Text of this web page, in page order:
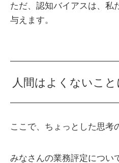
ただ、認知バイアスは、私
与えます。
人間はよくないこ
ここで、ちょっとした思考
みなさんの業務評定につい